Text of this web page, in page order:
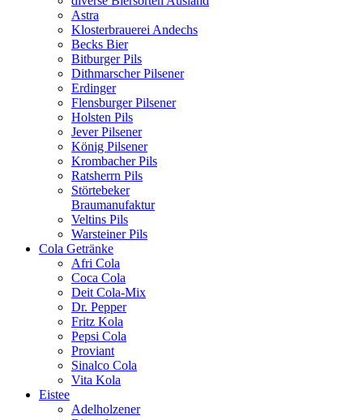
Astra
Klosterbrauerei Andechs
Becks Bier
Bitburger Pils
Dithmarscher Pilsener
Erdinger
Flensburger Pilsener
Holsten Pils
Jever Pilsener
König Pilsener
Krombacher Pils
Ratsherrn Pils
Störtebeker
Braumanufaktur
Veltins Pils
Warsteiner Pils
Cola Getränke
Afri Cola
Coca Cola
Deit Cola-Mix
Dr. Pepper
Fritz Kola
Pepsi Cola
Proviant
Sinalco Cola
Vita Kola
Eistee
Adelholzener